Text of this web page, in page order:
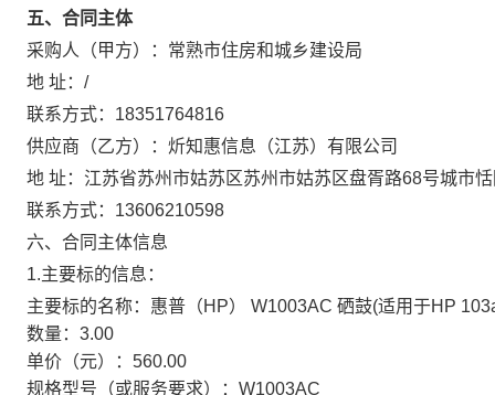
五、合同主体
采购人（甲方）： 常熟市住房和城乡建设局
地 址： /
联系方式： 18351764816
供应商（乙方）： 炘知惠信息（江苏）有限公司
地 址： 江苏省苏州市姑苏区苏州市姑苏区盘胥路68号城市
联系方式： 13606210598
六、合同主体信息
1.主要标的信息：
主要标的名称： 惠普（HP） W1003AC 硒鼓(适用于HP
数量： 3.00
单价（元）： 560.00
规格型号（或服务要求）： W1003AC